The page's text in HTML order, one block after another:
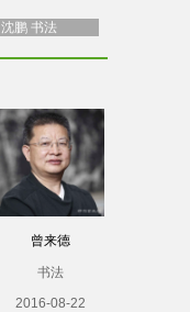
沈鹏 书法
曾来德
书法
2016-08-22